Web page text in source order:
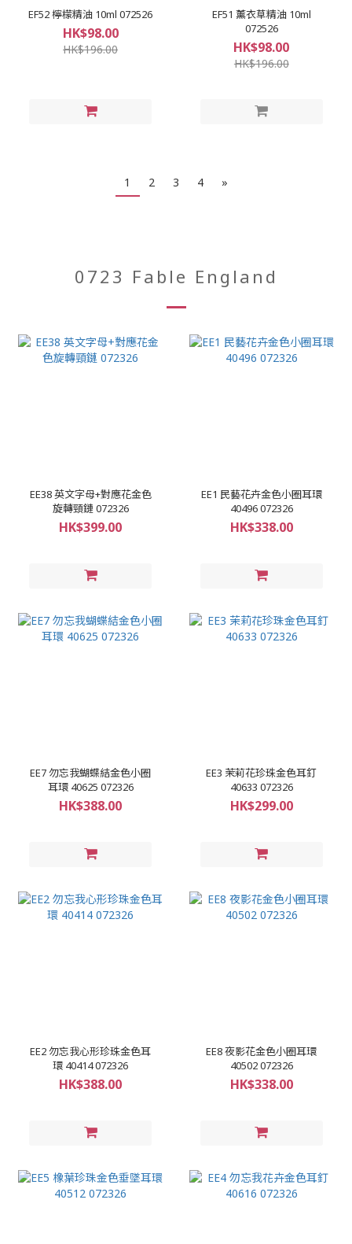
EF52 檸檬精油 10ml 072526
HK$98.00
HK$196.00
EF51 薰衣草精油 10ml
072526
HK$98.00
HK$196.00
1 2 3 4 »
0723 Fable England
EE38 英文字母+對應花金色
旋轉頸鏈 072326
HK$399.00
EE1 民藝花卉金色小圈耳環
40496 072326
HK$338.00
EE7 勿忘我蝴蝶結金色小圈
耳環 40625 072326
HK$388.00
EE3 茉莉花珍珠金色耳釘
40633 072326
HK$299.00
EE2 勿忘我心形珍珠金色耳
環 40414 072326
HK$388.00
EE8 夜影花金色小圈耳環
40502 072326
HK$338.00